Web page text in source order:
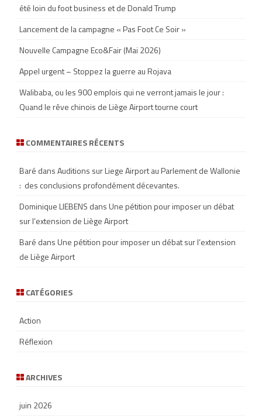
été loin du foot business et de Donald Trump
Lancement de la campagne « Pas Foot Ce Soir »
Nouvelle Campagne Eco&Fair (Mai 2026)
Appel urgent – Stoppez la guerre au Rojava
Walibaba, ou les 900 emplois qui ne verront jamais le jour :
Quand le rêve chinois de Liège Airport tourne court
COMMENTAIRES RÉCENTS
Baré dansAuditions sur Liege Airport au Parlement de Wallonie
: des conclusions profondément décevantes.
Dominique LIEBENS dansUne pétition pour imposer un débat
sur l’extension de Liège Airport
Baré dansUne pétition pour imposer un débat sur l’extension
de Liège Airport
CATÉGORIES
Action
Réflexion
ARCHIVES
juin 2026